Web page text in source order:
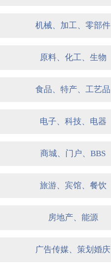
机械、加工、零部件
原料、化工、生物
食品、特产、工艺品
电子、科技、电器
商城、门户、BBS
旅游、宾馆、餐饮
房地产、能源
广告传媒、策划婚庆